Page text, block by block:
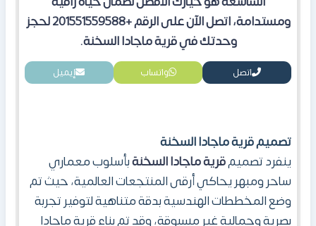
ومستدامة،
اتصل الآن على الرقم +201551559588 لحجز
وحدتك في قرية ماجادا السخنة.
اتصل واتساب إيميل
تصميمقرية ماجادا السخنة
ينفرد تصميمقرية ماجادا السخنةبأسلوب معماري
ساحر ومبهر يحاكي أرقى المنتجعات العالمية، حيث تم
وضع المخططات الهندسية بدقة متناهية لتوفير تجربة
بصرية وجمالية غير مسبوقة، وقد تم بناء قرية ماجادا